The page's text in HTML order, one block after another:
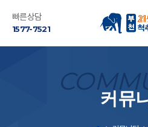
빠른상담
1577-7521
커뮤